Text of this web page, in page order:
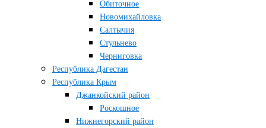
Обиточное
Новомихайловка
Салтычия
Стульнево
Черниговка
Республика Дагестан
Республика Крым
Джанкойский район
Роскошное
Нижнегорский район